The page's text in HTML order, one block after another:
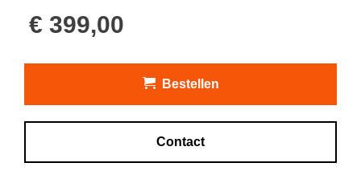
€ 399,00
Bestellen
Contact